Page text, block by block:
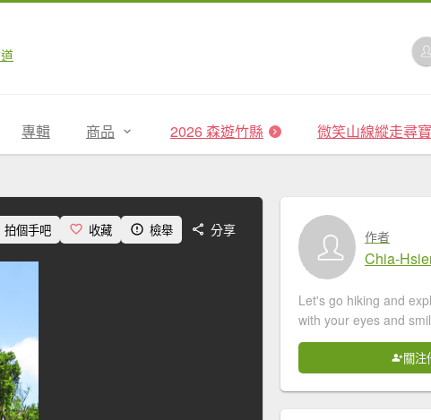
專輯 商品 2026 森遊竹縣 微笑山線縱走尋
拍個手吧 收藏 檢舉 分享 作者
Chia-
Let's go hiking and
with your eyes and
關注